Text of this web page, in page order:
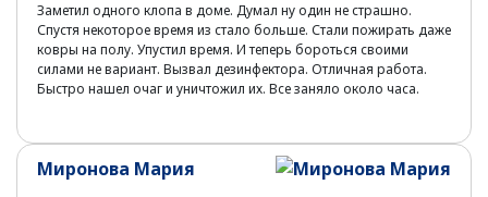
Заметил одного клопа в доме. Думал ну один не страшно.
Спустя некоторое время из стало больше. Стали пожирать даже
ковры на полу. Упустил время. И теперь бороться своими
силами не вариант. Вызвал дезинфектора. Отличная работа.
Быстро нашел очаг и уничтожил их. Все заняло около часа.
Миронова Мария